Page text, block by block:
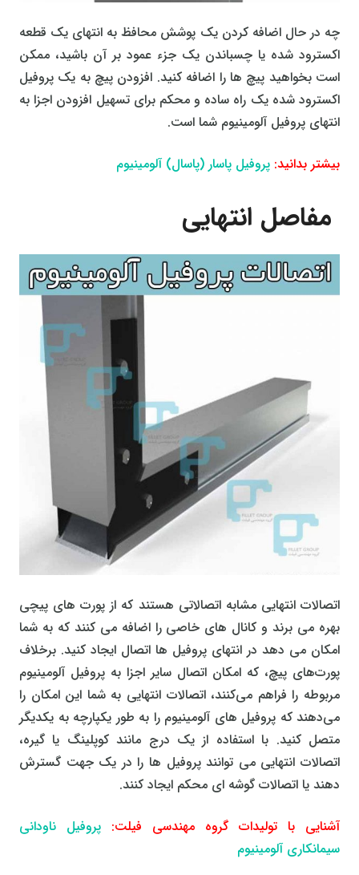
چه در حال اضافه کردن یک پوشش محافظ به انتهای یک قطعه
اکسترود شده یا چسباندن یک جزء عمود بر آن باشید، ممکن
است بخواهید پیچ ها را اضافه کنید. افزودن پیچ به یک پروفیل
اکسترود شده یک راه ساده و محکم برای تسهیل افزودن اجزا به
انتهای پروفیل آلومینیوم شما است.
بیشتر بدانید: پروفیل پاسار (پاسال) آلومینیوم
مفاصل انتهایی
اتصالات انتهایی مشابه اتصالاتی هستند که از پورت های پیچی
بهره می برند و کانال های خاصی را اضافه می کنند که به شما
امکان می دهد در انتهای پروفیل ها اتصال ایجاد کنید. برخلاف
پورت‌های پیچ، که امکان اتصال سایر اجزا به پروفیل آلومینیوم
مربوطه را فراهم می‌کنند، اتصالات انتهایی به شما این امکان را
می‌دهند که پروفیل های آلومینیوم را به طور یکپارچه به یکدیگر
متصل کنید. با استفاده از یک درج مانند کوپلینگ یا گیره،
اتصالات انتهایی می توانند پروفیل ها را در یک جهت گسترش
دهند یا اتصالات گوشه ای محکم ایجاد کنند.
آشنایی با تولیدات گروه مهندسی فیلت: پروفیل ناودانی
سیمانکاری آلومینیوم